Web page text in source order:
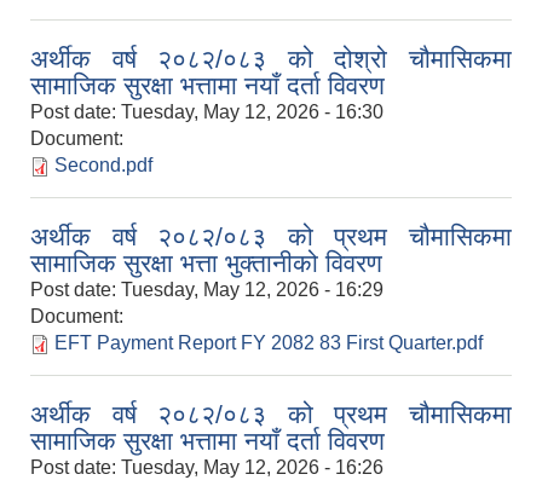
अर्थीक वर्ष २०८२/०८३ को दोश्रो चौमासिकमा
सामाजिक सुरक्षा भत्तामा नयाँ दर्ता विवरण
Post date: Tuesday, May 12, 2026 - 16:30
Document:
Second.pdf
अर्थीक वर्ष २०८२/०८३ को प्रथम चौमासिकमा
सामाजिक सुरक्षा भत्ता भुक्तानीको विवरण
Post date: Tuesday, May 12, 2026 - 16:29
Document:
EFT Payment Report FY 2082 83 First Quarter.pdf
अर्थीक वर्ष २०८२/०८३ को प्रथम चौमासिकमा
सामाजिक सुरक्षा भत्तामा नयाँ दर्ता विवरण
Post date: Tuesday, May 12, 2026 - 16:26